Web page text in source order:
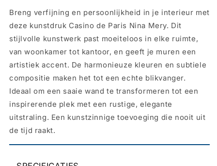
de
Paris
Mery
30x40cm
de
Paris
Mery
30x40cm
Breng verfijning en persoonlijkheid in je interieur met
deze kunstdruk Casino de Paris Nina Mery. Dit
stijlvolle kunstwerk past moeiteloos in elke ruimte,
van woonkamer tot kantoor, en geeft je muren een
artistiek accent. De harmonieuze kleuren en subtiele
compositie maken het tot een echte blikvanger.
Ideaal om een saaie wand te transformeren tot een
inspirerende plek met een rustige, elegante
uitstraling. Een kunstzinnige toevoeging die nooit uit
de tijd raakt.